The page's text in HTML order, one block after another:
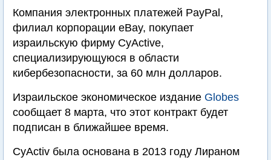
Компания электронных платежей PayPal,
филиал корпорации eBay, покупает
израильскую фирму CyActive,
специализирующуюся в области
кибербезопасности, за 60 млн долларов.
Израильское экономическое издание Globes
сообщает 8 марта, что этот контракт будет
подписан в ближайшее время.
CyActiv была основана в 2013 году Лираном